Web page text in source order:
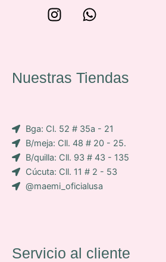
e
p
c
o
n
-
f
b
I
a
g
m
W
s
a
Nuestras Tiendas
Bga: Cl. 52 # 35a - 21
B/meja: Cll. 48 # 20 - 25.
B/quilla: Cll. 93 # 43 - 135
Cúcuta: Cll. 11 # 2 - 53
@maemi_oficialusa
Servicio al cliente